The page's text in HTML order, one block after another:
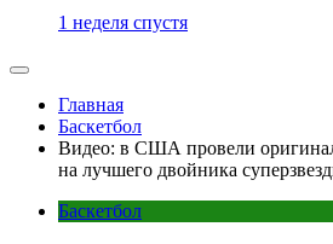
1 неделя спустя
Главная
Баскетбол
Видео: в США провели
на лучшего двойника
Баскетбол